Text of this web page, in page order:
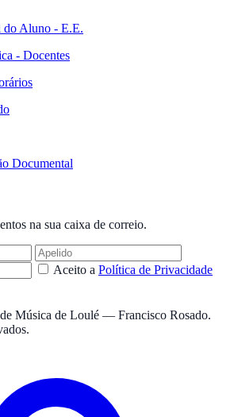
do Aluno - E.E.
- Docentes
Documental
na sua caixa de correio.
Aceito a Política de Privacidade
Música de Loulé — Francisco Rosado.